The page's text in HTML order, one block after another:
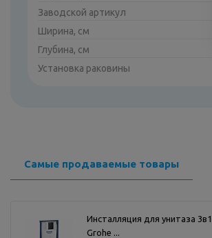
Заводской артикул
Ширина, см
Глубина, см
Установка раковины
Самые продаваемые товары
Инсталляция для унитаза 3в1
Grohe ...